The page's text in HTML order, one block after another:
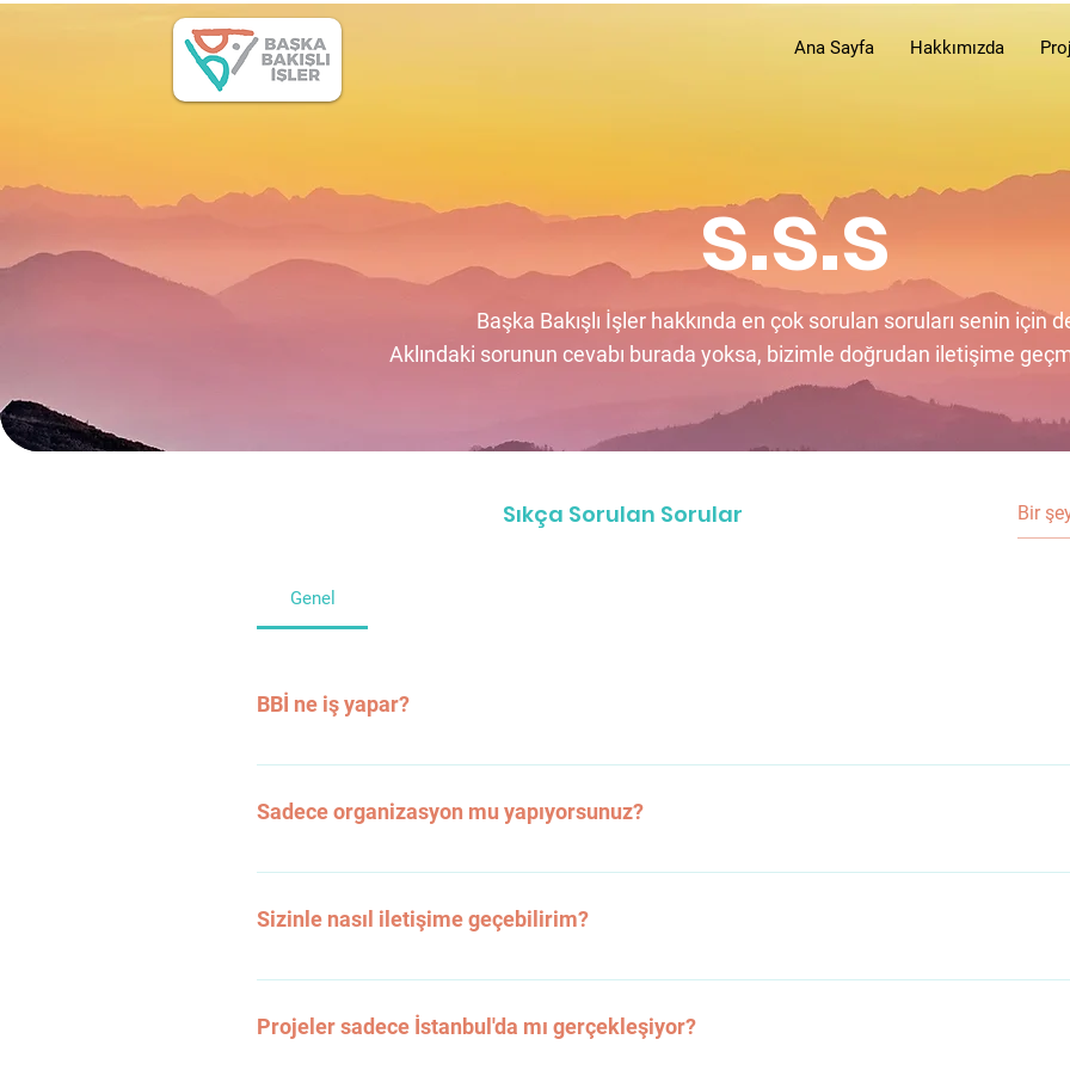
Ana Sayfa Hakkımızda
s.s.s
Başka Bakışlı İşler hakkında en çok sorulan soruları senin için
Aklındaki sorunun cevabı burada yoksa, bizimle doğrudan iletişime
Sıkça Sorulan Sorular
Genel
BBİ ne iş yapar?
Kültürel etkinliklerden ışık gösterilerine, sahne prodüksiyonlarından sosyal
Sadece organizasyon mu yapıyorsunuz?
Hayır. Fikir geliştirir, kurgu kurar, sahne kurarız. Işık, ses, teknik ekip ve içerik dahil
Sizinle nasıl iletişime geçebilirim?
İletişim sayfamızdan bize ulaşabilir ya da doğrudan e-posta gönderebilirsiniz. Tüm
Projeler sadece İstanbul'da mı gerçekleşiyor?